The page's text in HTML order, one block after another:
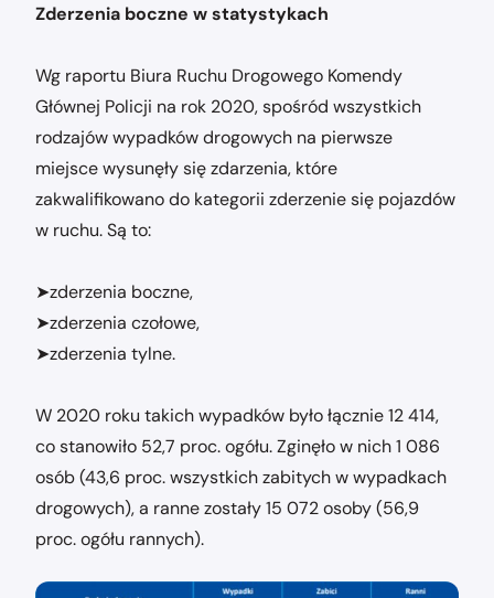
Zderzenia boczne w statystykach
Wg raportu Biura Ruchu Drogowego Komendy
Głównej Policji na rok 2020, spośród wszystkich
rodzajów wypadków drogowych na pierwsze
miejsce wysunęły się zdarzenia, które
zakwalifikowano do kategorii zderzenie się pojazdów
w ruchu. Są to:
➤zderzenia boczne,
➤zderzenia czołowe,
➤zderzenia tylne.
W 2020 roku takich wypadków było łącznie 12 414,
co stanowiło 52,7 proc. ogółu. Zginęło w nich 1 086
osób (43,6 proc. wszystkich zabitych w wypadkach
drogowych), a ranne zostały 15 072 osoby (56,9
proc. ogółu rannych).